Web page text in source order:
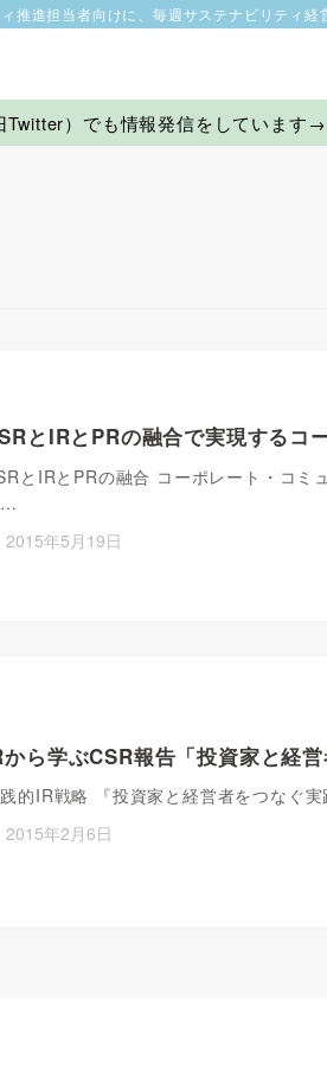
進担当者向けに、毎週サステナビリティ経
Twitter）でも情報発信をしていま
とIRとPRの融合で実現するコ
とIRとPRの融合 コーポレート・コミ
…
2015年5月19日
から学ぶCSR報告「投資家と経
的IR戦略 『投資家と経営者をつなぐ
2015年2月6日